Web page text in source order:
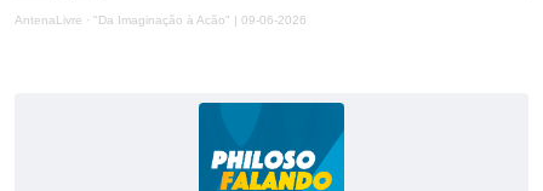
AntenaLivre · "Da Imaginação à Acão" | 09-06-2026